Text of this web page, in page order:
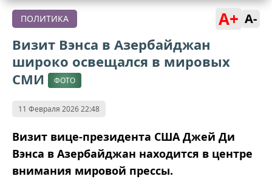
ПОЛИТИКА A+ A-
Визит Вэнса в Азербайджан
широко освещался в мировых
СМИ
ФОТО
11 Февраля 2026 22:48
Визит вице-президента США Джей Ди
Вэнса в Азербайджан находится в центре
внимания мировой прессы.